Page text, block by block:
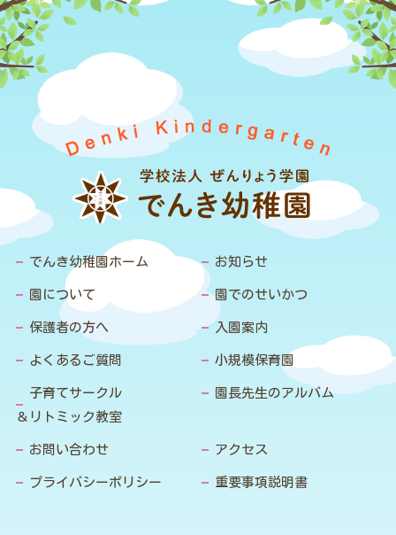
でんき幼稚園ホーム お知らせ
園について 園でのせいかつ
保護者の方へ 入園案内
よくあるご質問 小規模保育園
子育てサークル
＆リトミック教室
園長先生のアルバム
お問い合わせ アクセス
プライバシーポリシー 重要事項説明書